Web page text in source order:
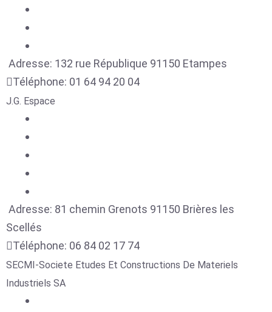
Adresse: 132 rue République 91150 Etampes
Téléphone: 01 64 94 20 04
J.G. Espace
Adresse: 81 chemin Grenots 91150 Brières les
Scellés
Téléphone: 06 84 02 17 74
SECMI-Societe Etudes Et Constructions De Materiels
Industriels SA